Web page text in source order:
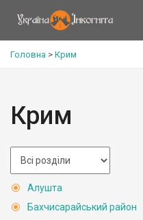
Головна > Крим
Крим
Алушта
Бахчисарайський район